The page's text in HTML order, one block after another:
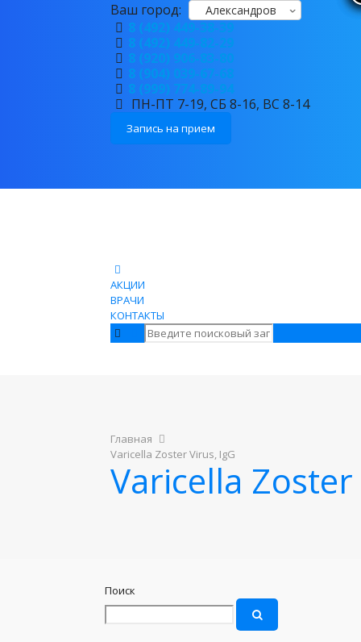
Ваш город: Александров
8 (492) 449-38-39
8 (492) 449-82-29
8 (920) 906-83-80
8 (904) 039-67-68
8 (999) 774-89-94
ПН-ПТ 7-19, СБ 8-16, ВС 8-14
Запись на прием
АКЦИИ
ВРАЧИ
КОНТАКТЫ
Главная
Varicella Zoster Virus, IgG
Varicella
Поиск